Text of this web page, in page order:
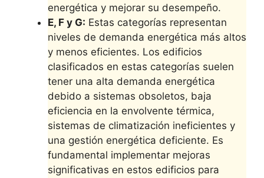
energética y mejorar su desempeño.
E, F y G: Estas categorías representan
niveles de demanda energética más altos
y menos eficientes. Los edificios
clasificados en estas categorías suelen
tener una alta demanda energética
debido a sistemas obsoletos, baja
eficiencia en la envolvente térmica,
sistemas de climatización ineficientes y
una gestión energética deficiente. Es
fundamental implementar mejoras
significativas en estos edificios para